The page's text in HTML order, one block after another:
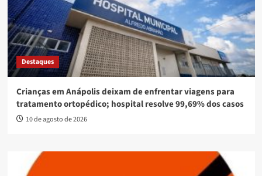
Destaques
Crianças em Anápolis deixam de enfrentar viagens para
tratamento ortopédico; hospital resolve 99,69% dos casos
10 de agosto de 2026